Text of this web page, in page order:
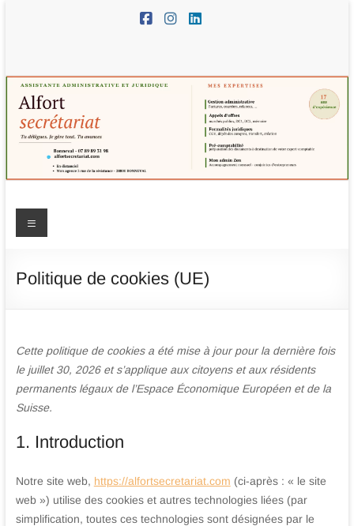
Alfort
–
et
juridique
Eure
et
Loir
Menu
Politique de cookies (UE)
Cette politique de cookies a été mise à jour pour la dernière fois
le juillet 30, 2026 et s’applique aux citoyens et aux résidents
permanents légaux de l’Espace Économique Européen et de la
Suisse.
1. Introduction
Notre site web, https://alfortsecretariat.com (ci-après : « le site
web ») utilise des cookies et autres technologies liées (par
simplification, toutes ces technologies sont désignées par le